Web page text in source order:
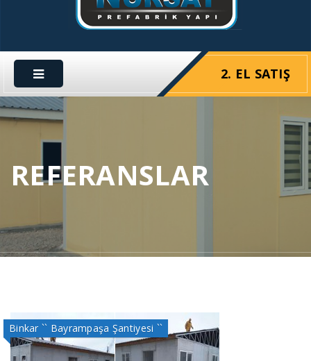
2. EL SATIŞ
REFERANSLAR
Binkar `` Bayrampaşa Şantiyesi ``